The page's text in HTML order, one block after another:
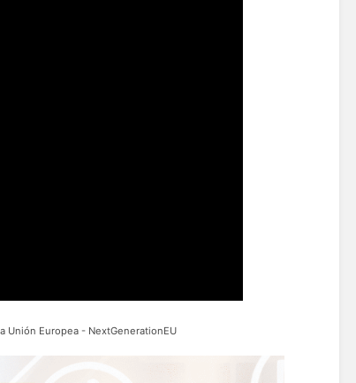
Unión Europea - NextGenerationEU